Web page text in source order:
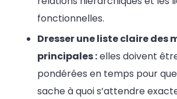
fonctionnelles.
Dresser une liste claire des
principales :elles doivent
pondérées en temps pour
sache à quoi s’attendre